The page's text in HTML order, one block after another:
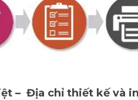
– Địa chỉ thiết kế và